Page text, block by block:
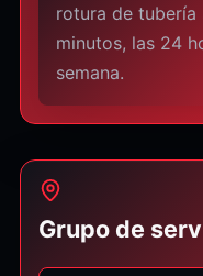
rotura de tubería
minutos, las 24
semana.
Grupo de